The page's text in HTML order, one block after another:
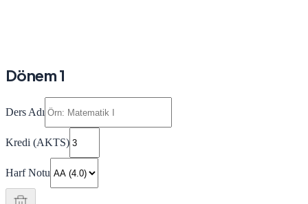
Dönem 1
Ders Adı
Kredi (AKTS)
Harf Notu